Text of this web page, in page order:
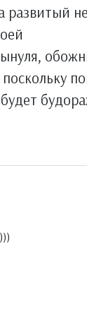
развитый